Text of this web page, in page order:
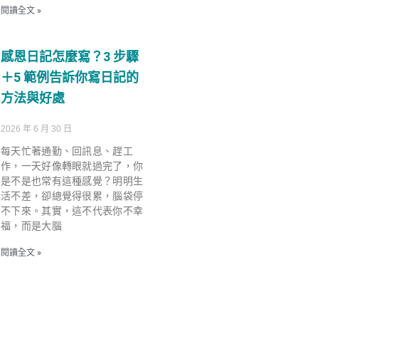
閱讀全文 »
感恩日記怎麼寫？3 步驟
＋5 範例告訴你寫日記的
方法與好處
2026 年 6 月 30 日
每天忙著通勤、回訊息、趕工
作，一天好像轉眼就過完了，你
是不是也常有這種感覺？明明生
活不差，卻總覺得很累，腦袋停
不下來。其實，這不代表你不幸
福，而是大腦
閱讀全文 »